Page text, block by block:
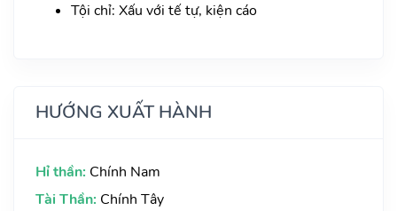
Tội chỉ: Xấu với tế tự, kiện cáo
HƯỚNG XUẤT HÀNH
Hỉ thần: Chính Nam
Tài Thần: Chính Tây